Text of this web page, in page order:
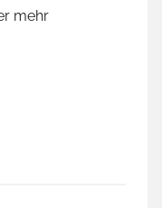
mehr